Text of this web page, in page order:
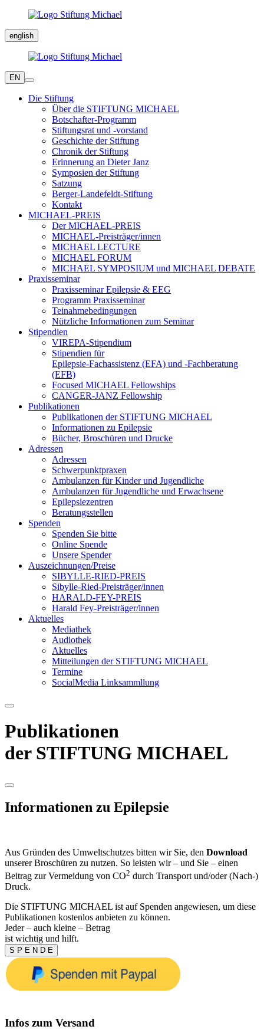
english
EN
Die Stiftung
Über die STIFTUNG MICHAEL
Botschafter-Programm
Stiftungsrat und -vorstand
Geschichte der Stiftung
Chronik der Stiftung
Erinnerung an Dieter Janz
Symposien der Stiftung
Satzung
Berger-Landefeldt-Stiftung
Kontakt
MICHAEL-PREIS
Der MICHAEL-PREIS
MICHAEL-Preisträger/innen
MICHAEL LECTURE
MICHAEL FORUM
MICHAEL SYMPOSIUM und MICHAEL DEBATE
Praxisseminar
Praxisseminar Epilepsie & EEG
Programm Praxisseminar
Teinahmebedingungen
Nützliche Informationen zum Seminar
Stipendien
VIREPA-Stipendium
Stipendien für
Epilepsie-Fachassistenz (EFA) und -Fachberatung
(EFB)
Focused MICHAEL Fellowships
CANGER-JANZ Fellowship
Publikationen
Publikationen der STIFTUNG MICHAEL
Informationen zu Epilepsie
Bücher, Broschüren und Drucke
Adressen
Adressen
Schwerpunktpraxen
Ambulanzen für Kinder und Jugendliche
Ambulanzen für Jugendliche und Erwachsene
Epilepsiezentren
Beratungsstellen
Spenden
Spenden Sie bitte
Online Spende
Unsere Spender
Auszeichnungen/Preise
SIBYLLE-RIED-PREIS
Sibylle-Ried-Preisträger/innen
HARALD-FEY-PREIS
Harald Fey-Preisträger/innen
Aktuelles
Mediathek
Audiothek
Aktuelles
Mitteilungen der STIFTUNG MICHAEL
Termine
SocialMedia Linksammllung
Publikationen
der STIFTUNG MICHAEL
Informationen zu Epilepsie
Aus Gründen des Umweltschutzes bitten wir Sie, den Download
unserer Broschüren zu nutzen. So leisten wir – und Sie – einen
Beitrag zur Vermeidung von CO2 durch Transport und/oder (Nach-)
Druck.
Die STIFTUNG MICHAEL ist auf Spenden angewiesen, um diese
Publikationen kostenlos anbieten zu können.
Jeder – auch kleine – Betrag
ist wichtig und hilft.
S P E N D E
Infos zum Versand